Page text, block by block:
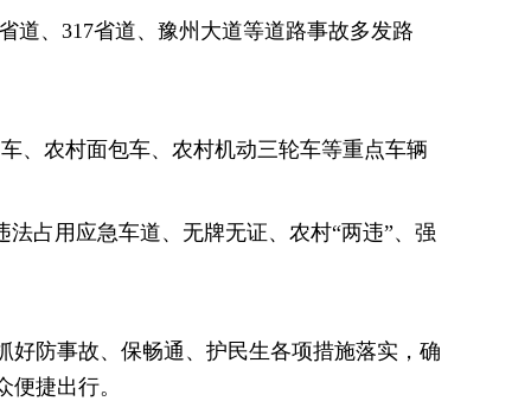
道、317省道、豫州大道等道路事故多发路
、农村面包车、农村机动三轮车等重点车辆
占用应急车道、无牌无证、农村“两违”、强
好防事故、保畅通、护民生各项措施落实，确
捷出行。